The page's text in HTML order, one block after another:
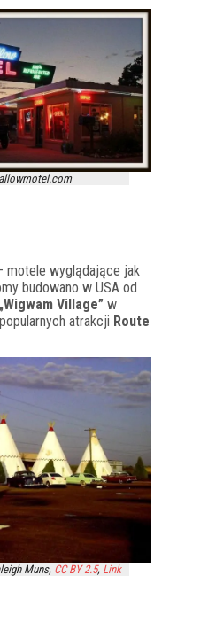
motele wyglądające jak
budowano w USA od
„Wigwam Village” w
atrakcji Route
Muns, CC BY 2.5, Link